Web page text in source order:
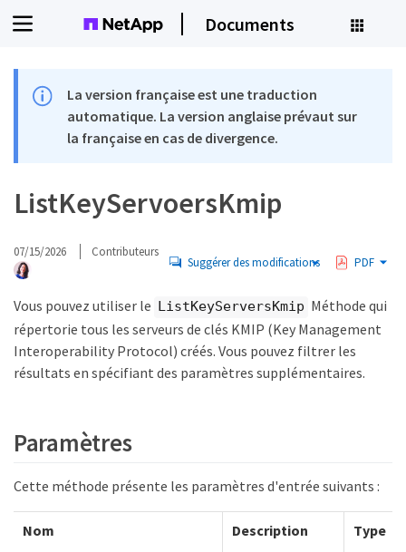
Documents
La version française est une traduction
automatique. La version anglaise prévaut sur
la française en cas de divergence.
ListKeyServoersKmip
07/15/2026 Contributeurs
Suggérer des modifications PDF
Vous pouvez utiliser le ListKeyServersKmip Méthode qui
répertorie tous les serveurs de clés KMIP (Key Management
Interoperability Protocol) créés. Vous pouvez filtrer les
résultats en spécifiant des paramètres supplémentaires.
Paramètres
Cette méthode présente les paramètres d'entrée suivants :
Nom Description Type